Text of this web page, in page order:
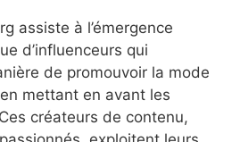
assiste à l’émergence
d’influenceurs qui
de promouvoir la mode
mettant en avant les
créateurs de contenu,